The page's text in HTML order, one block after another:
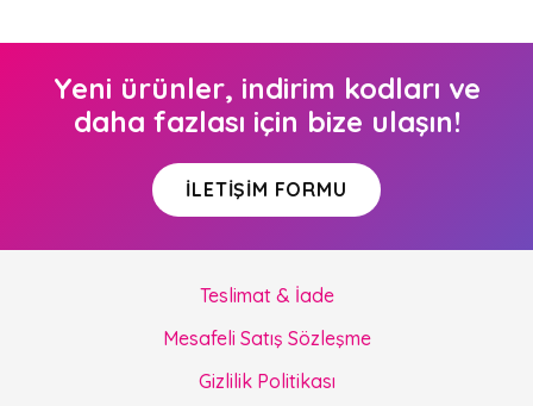
Yeni ürünler, indirim kodları ve
daha fazlası için bize ulaşın!
İLETIŞIM FORMU
Teslimat & İade
Mesafeli Satış Sözleşme
Gizlilik Politikası